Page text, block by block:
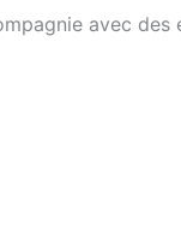
avec des